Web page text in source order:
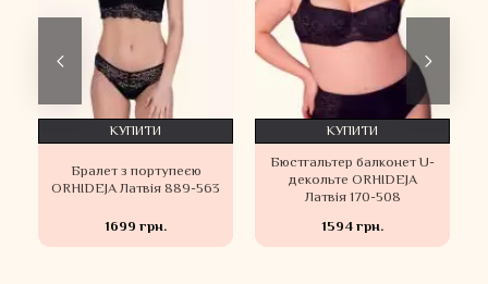
Бралет з портупеєю
ORHIDEJA Латвія 889-563
1699 грн.
КУПИТИ
Бюстгальтер балконет U-
декольте ORHIDEJA
Латвія 170-508
1594 грн.
КУПИТИ